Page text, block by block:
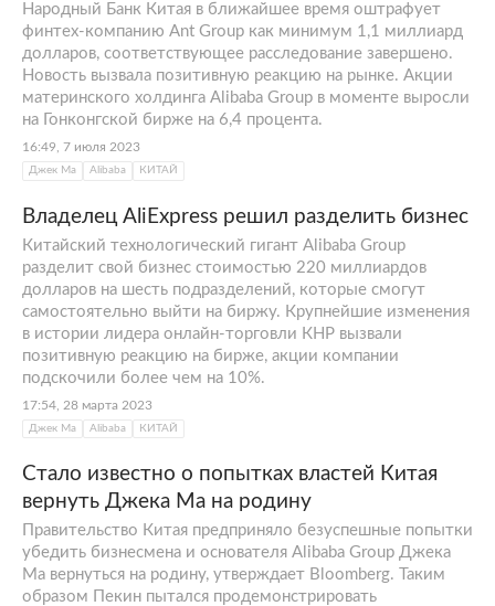
Народный Банк Китая в ближайшее время оштрафует
финтех-компанию Ant Group как минимум 1,1 миллиард
долларов, соответствующее расследование завершено.
Новость вызвала позитивную реакцию на рынке. Акции
материнского холдинга Alibaba Group в моменте выросли
на Гонконгской бирже на 6,4 процента.
16:49, 7 июля 2023
Джек Ма Alibaba КИТАЙ
Владелец AliExpress решил разделить бизнес
Китайский технологический гигант Alibaba Group
разделит свой бизнес стоимостью 220 миллиардов
долларов на шесть подразделений, которые смогут
самостоятельно выйти на биржу. Крупнейшие изменения
в истории лидера онлайн-торговли КНР вызвали
позитивную реакцию на бирже, акции компании
подскочили более чем на 10%.
17:54, 28 марта 2023
Джек Ма Alibaba КИТАЙ
Стало известно о попытках властей Китая
вернуть Джека Ма на родину
Правительство Китая предприняло безуспешные попытки
убедить бизнесмена и основателя Alibaba Group Джека
Ма вернуться на родину, утверждает Bloomberg. Таким
образом Пекин пытался продемонстрировать